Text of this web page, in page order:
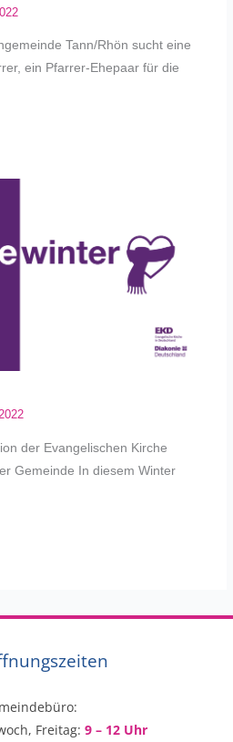
Tann/Rhön sucht eine
ein Pfarrer-Ehepaar für die
der Evangelischen Kirche
Gemeinde In diesem Winter
Freitag: 9 – 12 Uhr